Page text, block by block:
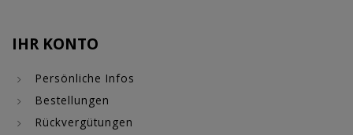
IHR KONTO
Persönliche Infos
Bestellungen
Rückvergütungen